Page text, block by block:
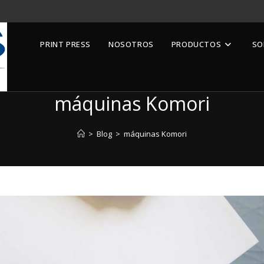
PRINT PRESS NOSOTROS PRODUCTOS
máquinas Komori
> Blog > máquinas Komori